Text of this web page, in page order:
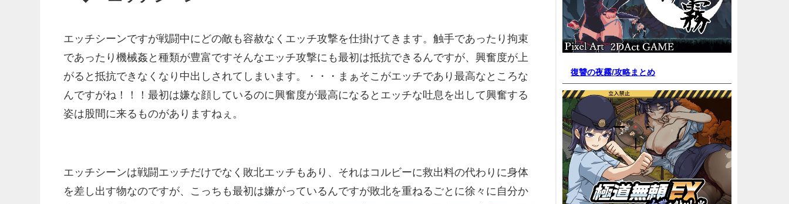
エッチシーンですが戦闘中にどの敵も容赦なくエッチ攻撃を仕掛けてきます。触手であったり拘束
であったり機械姦と種類が豊富ですそんなエッチ攻撃にも最初は抵抗できるんですが、興奮度が上
がると抵抗できなくなり中出しされてしまいます。・・・まぁそこがエッチであり最高なところな
んですがね！！！最初は嫌な顔しているのに興奮度が最高になるとエッチな吐息を出して興奮する
姿は股間に来るものがありますねぇ。
エッチシーンは戦闘エッチだけでなく敗北エッチもあり、それはコルビーに救出料の代わりに身体
を差し出す物なのですが、こっちも最初は嫌がっているんですが敗北を重ねるごとに徐々に自分か
復讐の夜霧/攻略まとめ